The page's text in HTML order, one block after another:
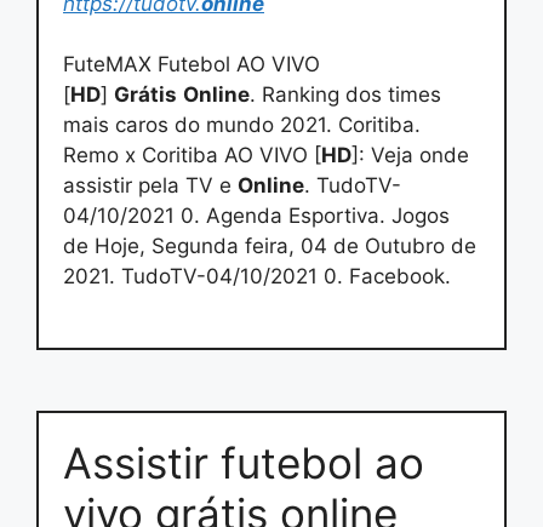
FuteMAX Futebol AO VIVO
[HD] Grátis Online. Ranking dos times
mais caros do mundo 2021. Coritiba.
Remo x Coritiba AO VIVO [HD]: Veja onde
assistir pela TV e Online. TudoTV-
04/10/2021 0. Agenda Esportiva. Jogos
de Hoje, Segunda feira, 04 de Outubro de
2021. TudoTV-04/10/2021 0. Facebook.
Assistir futebol ao
vivo grátis online